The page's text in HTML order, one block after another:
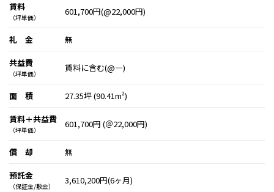
賃料
（坪単価）
601,700円(@22,000円)
礼 金
無
共益費
（坪単価）
賃料に含む(@―)
面 積
27.35坪 (90.41m²)
賃料＋共益費
（坪単価）
601,700円 (＠22,000円)
償 却
無
預託金
（保証金/敷金）
3,610,200円(6ヶ月)